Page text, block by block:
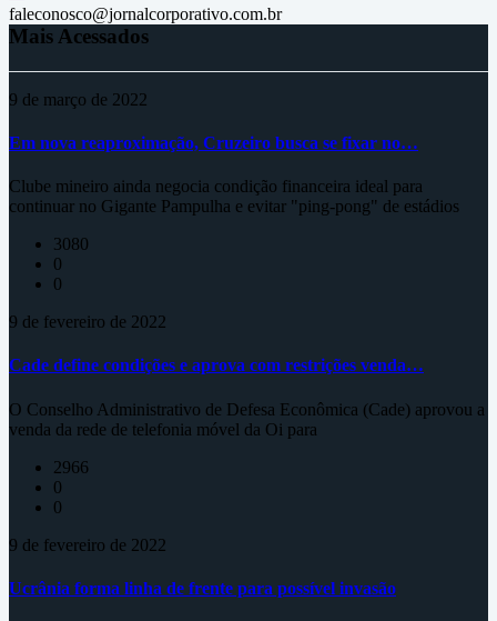
faleconosco@jornalcorporativo.com.br
Mais Acessados
9 de março de 2022
Em nova reaproximação, Cruzeiro busca se fixar no…
Clube mineiro ainda negocia condição financeira ideal para
continuar no Gigante Pampulha e evitar "ping-pong" de estádios
3080
0
0
9 de fevereiro de 2022
Cade define condições e aprova com restrições venda…
O Conselho Administrativo de Defesa Econômica (Cade) aprovou a
venda da rede de telefonia móvel da Oi para
2966
0
0
9 de fevereiro de 2022
Ucrânia forma linha de frente para possível invasão